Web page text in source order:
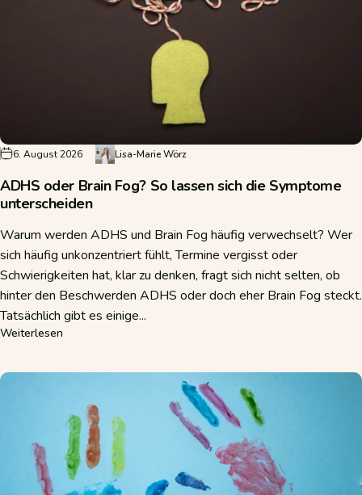
6. August 2026 Lisa-Marie Wörz
ADHS oder Brain Fog? So lassen sich die Symptome
unterscheiden
Warum werden ADHS und Brain Fog häufig verwechselt? Wer
sich häufig unkonzentriert fühlt, Termine vergisst oder
Schwierigkeiten hat, klar zu denken, fragt sich nicht selten, ob
hinter den Beschwerden ADHS oder doch eher Brain Fog steckt.
Tatsächlich gibt es einige...
Weiterlesen